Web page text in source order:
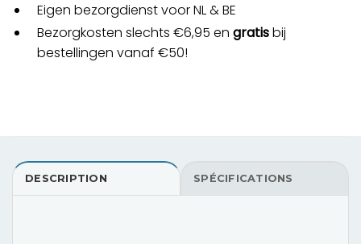
Eigen bezorgdienst voor NL & BE
Bezorgkosten slechts €6,95 en gratisbij
bestellingen vanaf €50!
DESCRIPTION SPÉCIFICATIONS